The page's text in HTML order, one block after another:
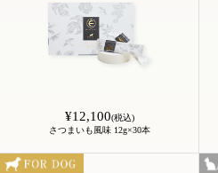
¥12,100(税込)
さつまいも風味 12g×30本